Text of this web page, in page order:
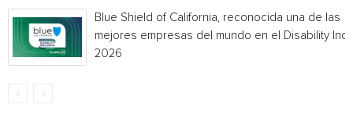
Blue Shield of California, reconocida una de las
mejores empresas del mundo en el Disability
2026